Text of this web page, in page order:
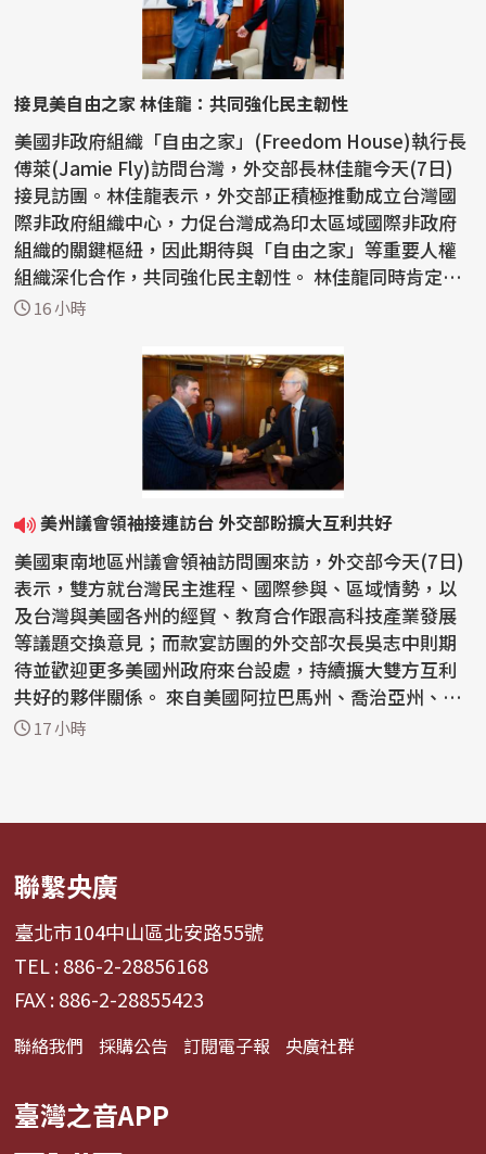
接見美自由之家 林佳龍：共同強化民主韌性
美國非政府組織「自由之家」(Freedom House)執行長
傅萊(Jamie Fly)訪問台灣，外交部長林佳龍今天(7日)
接見訪團。林佳龍表示，外交部正積極推動成立台灣國
際非政府組織中心，力促台灣成為印太區域國際非政府
組織的關鍵樞紐，因此期待與「自由之家」等重要人權
組織深化合作，共同強化民主韌性。 林佳龍同時肯定
「自由之...
16 小時
美州議會領袖接連訪台 外交部盼擴大互利共好
美國東南地區州議會領袖訪問團來訪，外交部今天(7日)
表示，雙方就台灣民主進程、國際參與、區域情勢，以
及台灣與美國各州的經貿、教育合作跟高科技產業發展
等議題交換意見；而款宴訪團的外交部次長吳志中則期
待並歡迎更多美國州政府來台設處，持續擴大雙方互利
共好的夥伴關係。 來自美國阿拉巴馬州、喬治亞州、肯
塔基...
17 小時
聯繫央廣
臺北市104中山區北安路55號
TEL : 886-2-28856168
FAX : 886-2-28855423
聯絡我們 採購公告 訂閱電子報 央廣社群
臺灣之音APP